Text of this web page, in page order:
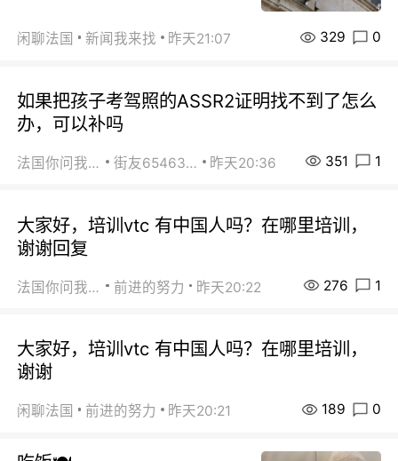
闲聊法国 新闻我来找 昨天21:07 329 0
如果把孩子考驾照的ASSR2证明找不到了怎么
办，可以补吗
法国你问我答 街友65463281 昨天20:36 351 1
大家好，培训vtc 有中国人吗？在哪里培训，
谢谢回复
法国你问我答 前进的努力 昨天20:22 276 1
大家好，培训vtc 有中国人吗？在哪里培训，
谢谢
闲聊法国 前进的努力 昨天20:21 189 0